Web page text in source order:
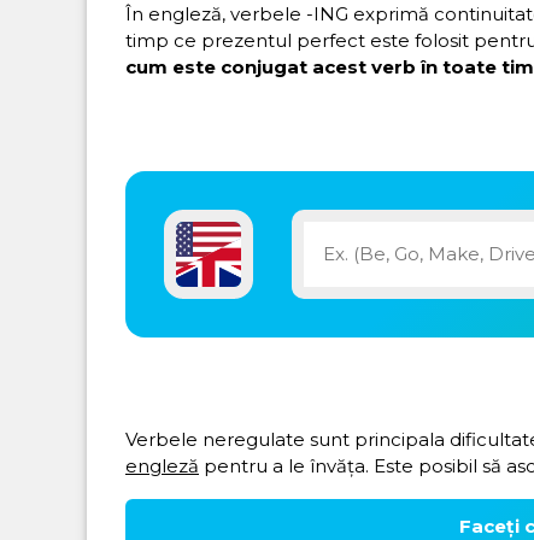
În engleză, verbele -ING exprimă
timp ce prezentul perfect este folosit
cum este conjugat acest verb în toate
Verbele neregulate sunt principala
engleză pentru a le învăța. Este posibil să
Faceți